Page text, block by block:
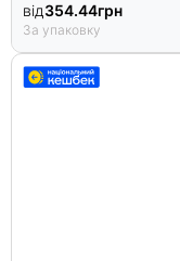
від354.44грн
За упаковку